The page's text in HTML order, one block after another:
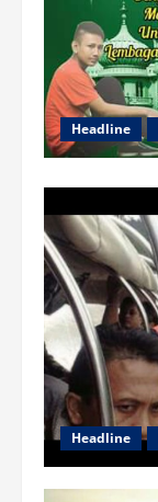
Headline
Headline